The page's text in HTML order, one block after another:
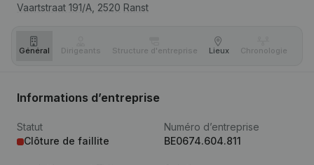
Vaartstraat 191/A, 2520 Ranst
Général Dirigeants Structure d'entreprise Lieux Chronologie
Informations d’entreprise
Statut
Clôture de faillite
Numéro d’entreprise
BE0674.604.811